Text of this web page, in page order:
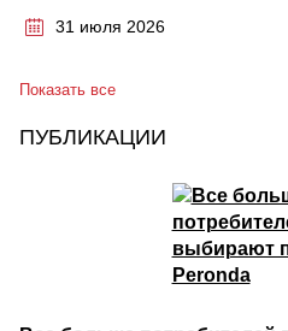
31 июля 2026
Показать все
ПУБЛИКАЦИИ